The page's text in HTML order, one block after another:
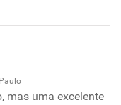
mas uma excelente